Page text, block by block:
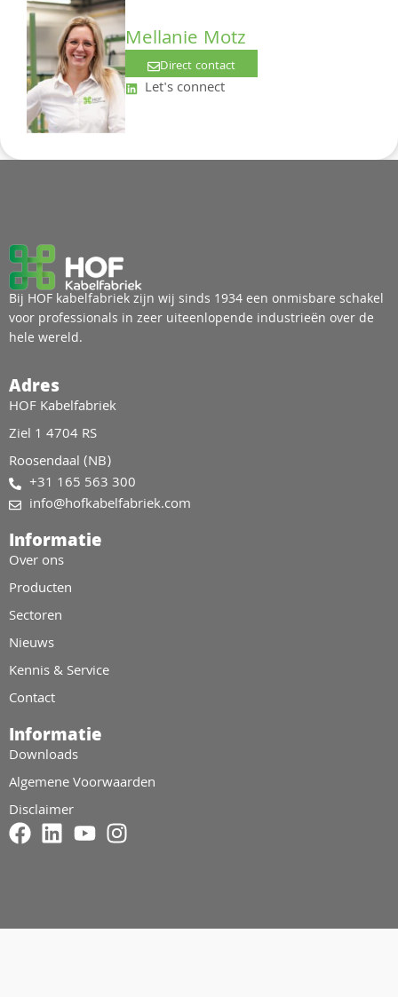
Mellanie Motz
Direct contact
Let's connect
Bij HOF kabelfabriek zijn wij sinds 1934 een onmisbare schakel
voor professionals in zeer uiteenlopende industrieën over de
hele wereld.
Informatie
Downloads
Algemene Voorwaarden
Disclaimer
Adres
HOF Kabelfabriek
Ziel 1 4704 RS
Roosendaal (NB)
+31 165 563 300
info@hofkabelfabriek.com
Informatie
Over ons
Producten
Sectoren
Nieuws
Kennis & Service
Contact